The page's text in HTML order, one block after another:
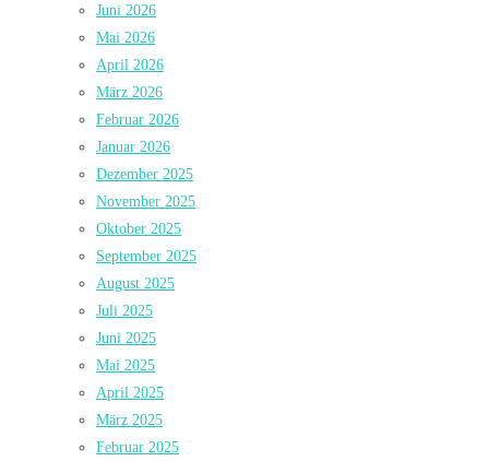
Juni 2026
Mai 2026
April 2026
März 2026
Februar 2026
Januar 2026
Dezember 2025
November 2025
Oktober 2025
September 2025
August 2025
Juli 2025
Juni 2025
Mai 2025
April 2025
März 2025
Februar 2025